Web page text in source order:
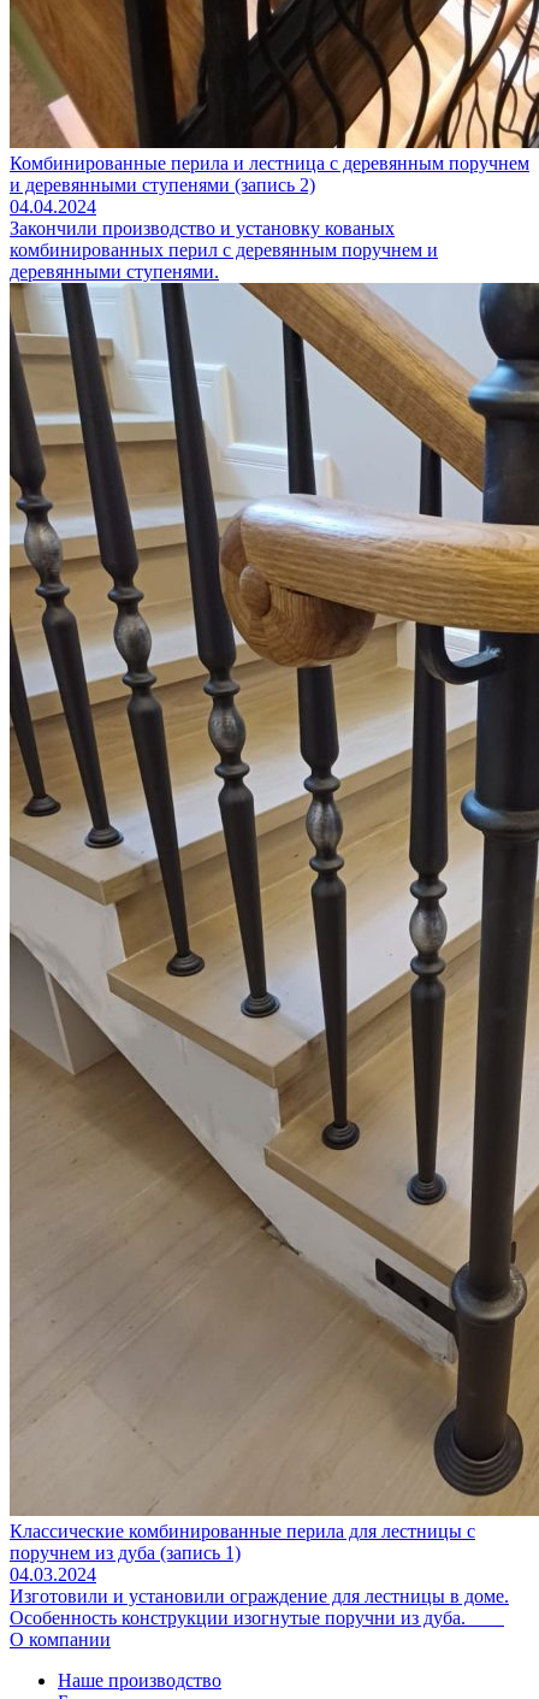
Комбинированные перила и лестница с деревянным поручнем
и деревянными ступенями (запись 2)
04.04.2024
Закончили производство и установку кованых
комбинированных перил с деревянным поручнем и
деревянными ступенями.
Классические комбинированные перила для лестницы с
поручнем из дуба (запись 1)
04.03.2024
Изготовили и установили ограждение для лестницы в доме.
Особенность конструкции изогнутые поручни из дуба.
О компании
Наше производство